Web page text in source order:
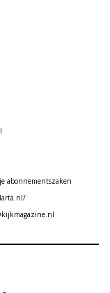
abonnementszaken